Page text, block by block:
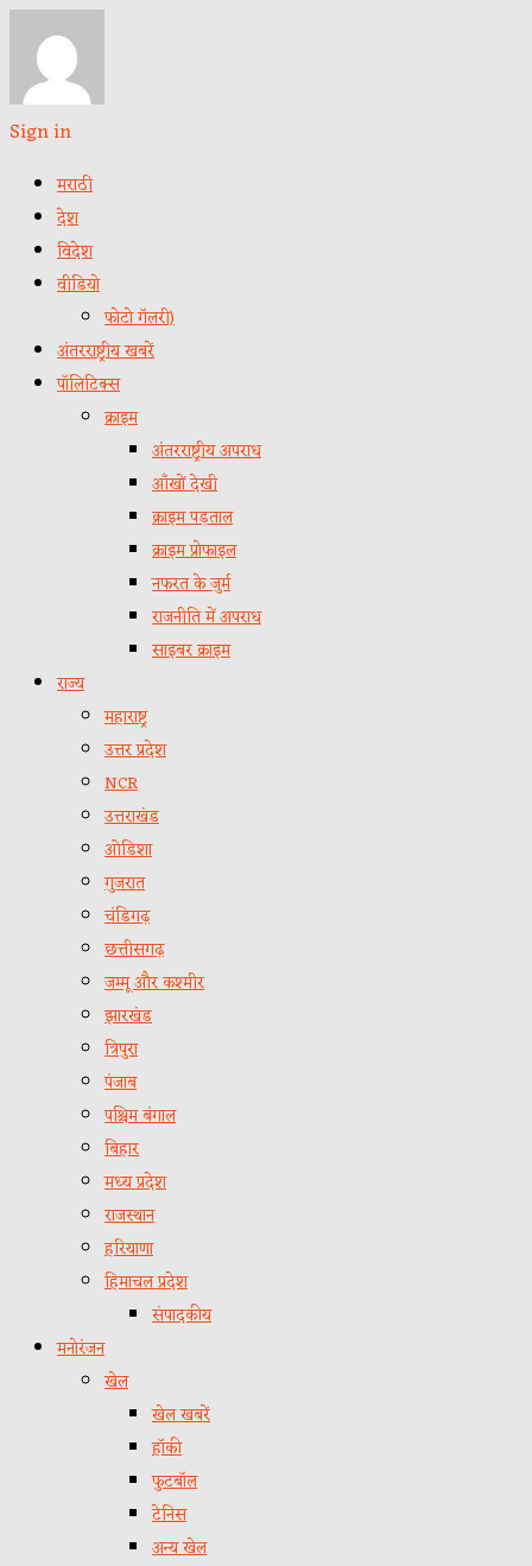
Sign in
मराठी
देश
विदेश
वीडियो
फोटो गॅलरी)
अंतरराष्ट्रीय खबरें
पॉलिटिक्स
क्राइम
अंतरराष्ट्रीय अपराध
आँखों देखी
क्राइम पड़ताल
क्राइम प्रोफाइल
नफरत के जुर्म
राजनीति में अपराध
साइबर क्राइम
राज्य
महाराष्ट्र
उत्तर प्रदेश
NCR
उत्तराखंड
ओडिशा
गुजरात
चंडिगढ़
छत्तीसगढ़
जम्मू और कश्मीर
झारखंड
त्रिपुरा
पंजाब
पश्चिम बंगाल
बिहार
मध्य प्रदेश
राजस्थान
हरियाणा
हिमाचल प्रदेश
संपादकीय
मनोरंजन
खेल
खेल खबरें
हॉकी
फुटबॉल
टेनिस
अन्य खेल